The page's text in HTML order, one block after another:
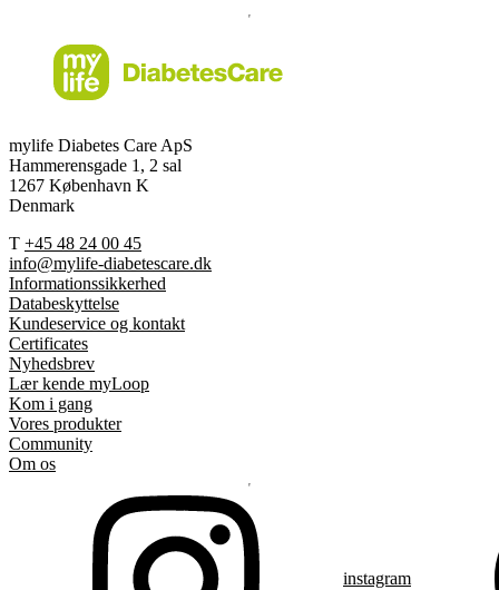
mylife Diabetes Care ApS
Hammerensgade 1, 2 sal
1267 København K
Denmark
T +45 48 24 00 45
info@mylife-diabetescare.dk
Informationssikkerhed
Databeskyttelse
Kundeservice og kontakt
Certificates
Nyhedsbrev
Lær kende myLoop
Kom i gang
Vores produkter
Community
Om os
instagram